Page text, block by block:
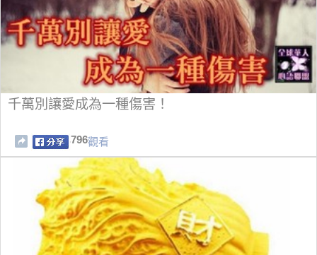
千萬別讓愛成為一種傷害！
796觀看